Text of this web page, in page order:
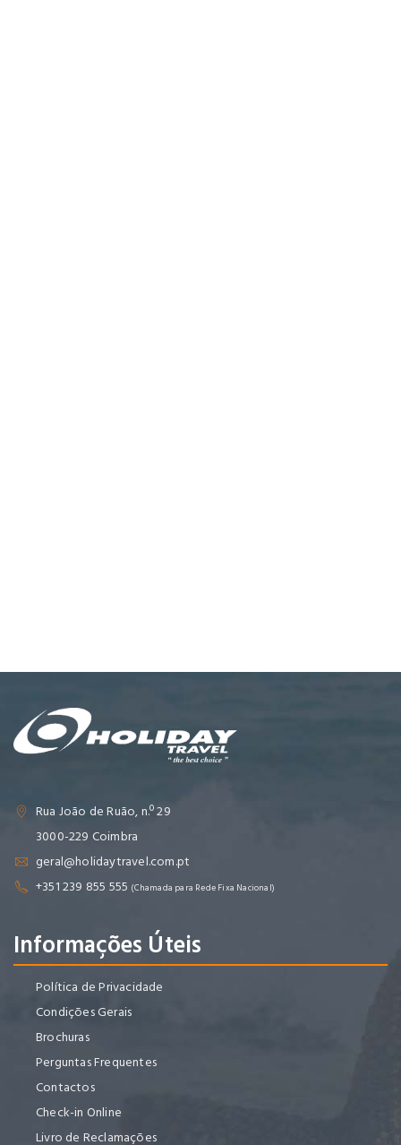
Rua João de Ruão, n.º 29
3000-229 Coimbra
geral@holidaytravel.com.pt
+351 239 855 555 (Chamada para Rede Fixa Nacional)
Informações Úteis
Política de Privacidade
Condições Gerais
Brochuras
Perguntas Frequentes
Contactos
Check-in Online
Livro de Reclamações